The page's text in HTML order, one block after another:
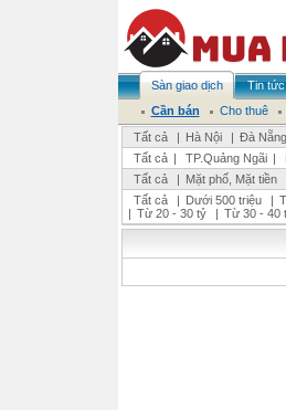
Sàn giao dịch Tin tức
Cần bán
Cho thuê
Tất cả
| Hà Nội | Đà Nẵng
Tất cả | TP.Quảng Ngãi |
Tất cả
| Mặt phố, Mặt tiền
Tất cả
| Dưới 500 triệu |
| Từ 20 - 30 tỷ | Từ 30 - 40